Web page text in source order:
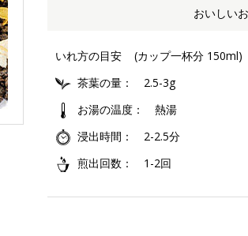
おいしい
いれ方の目安
(カップ一杯分 150ml)
茶葉の量
2.5-3g
お湯の温度
熱湯
浸出時間
2-2.5分
煎出回数
1-2回